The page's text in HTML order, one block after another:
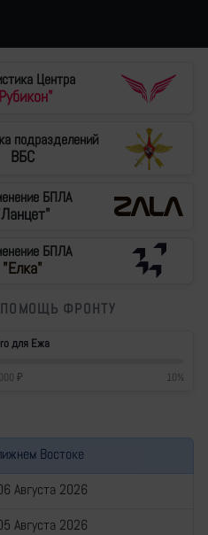
Центра
подразделений
ВБС
БПЛА
БПЛА
"Елка"
ПОМОЩЬ ФРОНТУ
для Ежа
₽ 10%
Востоке
Августа 2026
Августа 2026